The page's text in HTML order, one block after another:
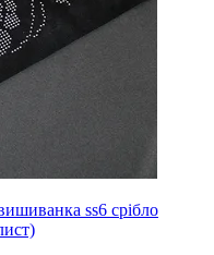
ss6 срібло